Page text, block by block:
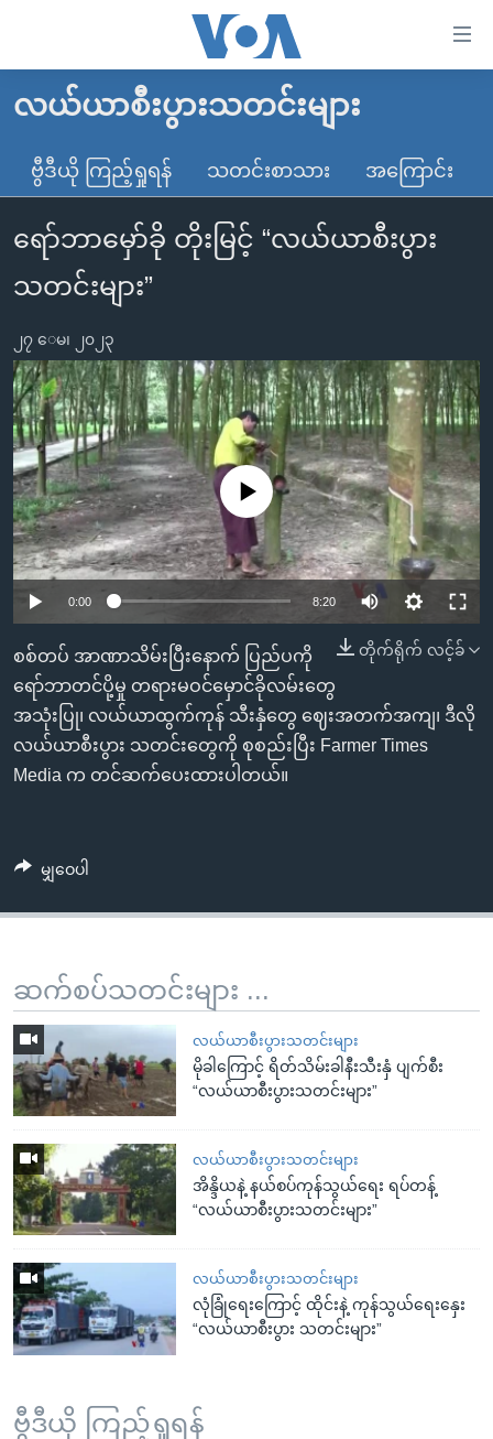
လွယ်ကူ
သည့်
များ
ပင်မ
သို့
ကျော်
ကြည့်
ရန်
ပင်မ
အ
ညွန်း
စာမျက်နှာ
ကြည့်
ရန်
ရှာဖွေ
ရန်
နေရာ
မူလစာမျက်နှာ
မြန်မာ
ကမ္ဘာ့သတင်းများ
နိုင်ငံတကာ
အမေရိကန်
အစ္စရေး-ပါလက်စတိုင်း
ဗွီဒီယို
သတင်းလွတ်လပ်ခွင့်
ရပ်ဝန်းတခု လမ်းတခု အလွန်
အင်္ဂလိပ်စာလေ့လာမယ်
အမေရိကန်သုံးအီဒီယံ
မကြေးမုံရဲ့ အင်္ဂလိပ်စာ
ရုပ်ရှင်ထဲက အင်္ဂလိပ်စာ
သုတပဒေသာ အင်္ဂလိပ်စာ
အပတ်စဉ်ကဏ္ဍများ
ရေဒီယို
တီဗွီ
ရေဒီယိုနှင့်ရုပ်သံ အချက်အလက်များ
ရေဒီယို/တီဗွီအစီအစဉ်
Learning English
ဗွီအိုအေ လူမှုကွန်ယက်များ
ဘာသာစကားများ
လယ်ယာစီးပွားသတင်းများ
ဗွီဒီယို ကြည့်ရှုရန် သတင်းစာသား အကြောင်း
ရော်ဘာမှော်ခို တိုးမြင့် “လယ်ယာစီးပွား
သတင်းများ”
၂၇ ေမ၊ ၂၀၂၃
No media source currently available
0:00 8:20
တိုက်ရိုက် လင့်ခ်
စစ်တပ် အာဏာသိမ်းပြီးနောက် ပြည်ပကို
ရော်ဘာတင်ပို့မှု တရားမဝင်မှောင်ခိုလမ်းတွေ
အသုံးပြု၊ လယ်ယာထွက်ကုန် သီးနှံတွေ ဈေးအတက်အကျ၊ ဒီလို
လယ်ယာစီးပွား သတင်းတွေကို စုစည်းပြီး Farmer Times
Media က တင်ဆက်ပေးထားပါတယ်။
မျှဝေပါ
ဆက်စပ်သတင်းများ ...
လယ်ယာစီးပွားသတင်းများ
မိုခါကြောင့် ရိတ်သိမ်းခါနီးသီးနှံ ပျက်စီး
“လယ်ယာစီးပွားသတင်းများ”
လယ်ယာစီးပွားသတင်းများ
အိန္ဒိယနဲ့ နယ်စပ်ကုန်သွယ်ရေး ရပ်တန့်
“လယ်ယာစီးပွားသတင်းများ”
လယ်ယာစီးပွားသတင်းများ
လုံခြုံရေးကြောင့် ထိုင်းနဲ့ ကုန်သွယ်ရေးနှေး
“လယ်ယာစီးပွား သတင်းများ”
ဗွီဒီယို ကြည့်ရှုရန်